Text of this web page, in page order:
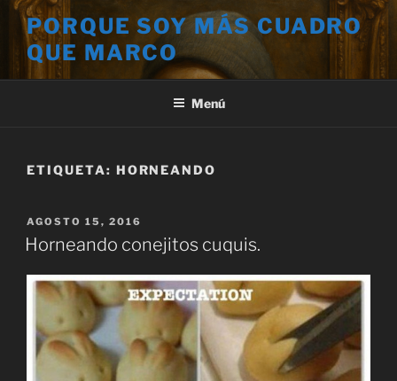
Saltar
contenido
PORQUE SOY MÁS CUADRO
QUE MARCO
Menú
ETIQUETA: HORNEANDO
PUBLICADO
EL
AGOSTO 15, 2016
Horneando conejitos cuquis.